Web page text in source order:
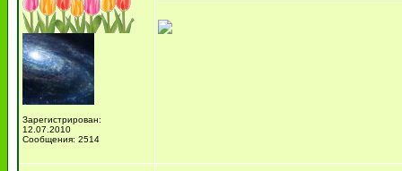
Зарегистрирован:
12.07.2010
Сообщения: 2514